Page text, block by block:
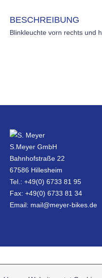
BESCHREIBUNG
Blinkleuchte vorn rechts und
S.Meyer GmbH
Bahnhofstraße 22
67586 Hillesheim
Tel.: +49(0) 6733 81 95
Fax: +49(0) 6733 81 34
Email: mail@meyer-bikes.de